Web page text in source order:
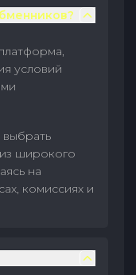
условий
широкого
на
комиссиях и